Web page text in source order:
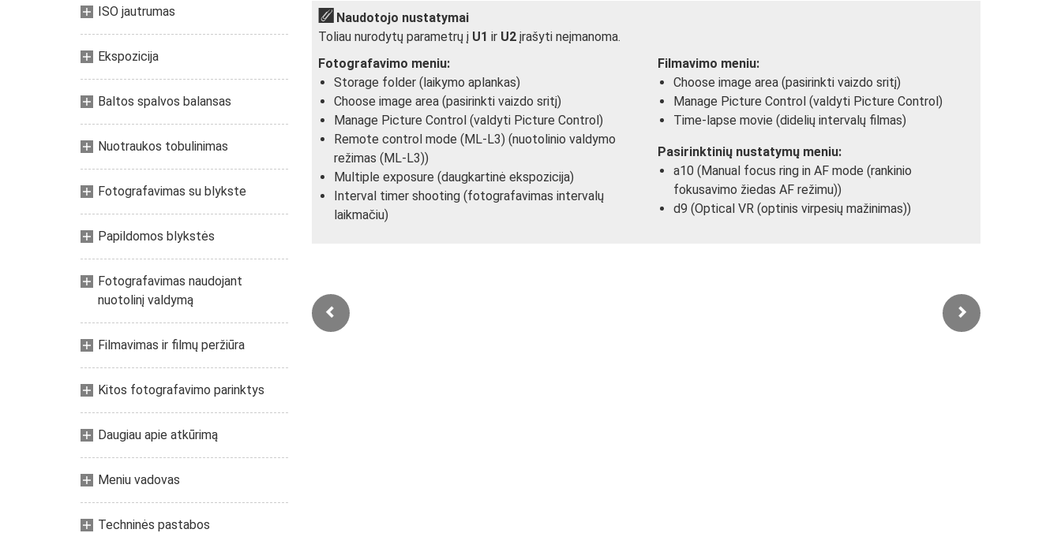
ISO jautrumas
Ekspozicija
Baltos spalvos balansas
Nuotraukos tobulinimas
Fotografavimas su blykste
Papildomos blykstės
Fotografavimas naudojant
nuotolinį valdymą
Filmavimas ir filmų peržiūra
Kitos fotografavimo parinktys
Daugiau apie atkūrimą
Meniu vadovas
Techninės pastabos
Naudotojo nustatymai
Toliau nurodytų parametrų į U1 ir U2įrašyti neįmanoma.
Fotografavimo meniu:
Storage folder (laikymo aplankas)
Choose image area (pasirinkti vaizdo sritį)
Manage Picture Control (valdyti Picture Control)
Remote control mode (ML-L3) (nuotolinio valdymo
režimas (ML-L3))
Multiple exposure (daugkartinė ekspozicija)
Interval timer shooting (fotografavimas intervalų
laikmačiu)
Filmavimo meniu:
Choose image area (pasirinkti vaizdo sritį)
Manage Picture Control (valdyti Picture Control)
Time-lapse movie (didelių intervalų filmas)
Pasirinktinių nustatymų meniu:
a10 (Manual focus ring in AF mode (rankinio
fokusavimo žiedas AF režimu))
d9 (Optical VR (optinis virpesių mažinimas))